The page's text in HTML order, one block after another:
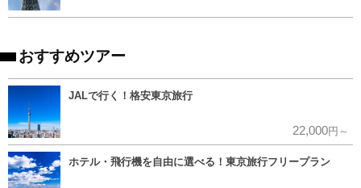
おすすめツアー
JALで行く！格安東京旅行
22,000円～
ホテル・飛行機を自由に選べる！東京旅行フリープラン